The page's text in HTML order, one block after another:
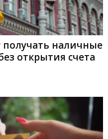
получать наличные
открытия счета